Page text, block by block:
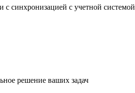
с синхронизацией с учетной системой
решение ваших задач